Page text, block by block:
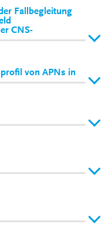
Fallbegleitung
CNS-
von APNs in